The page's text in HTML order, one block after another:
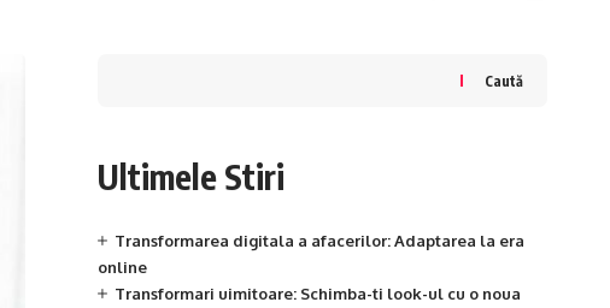
Caută
Ultimele Stiri
Transformarea digitala a afacerilor: Adaptarea la era
online
Transformari uimitoare: Schimba-ti look-ul cu o noua